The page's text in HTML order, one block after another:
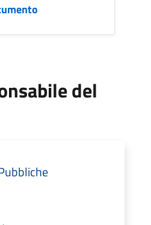
del